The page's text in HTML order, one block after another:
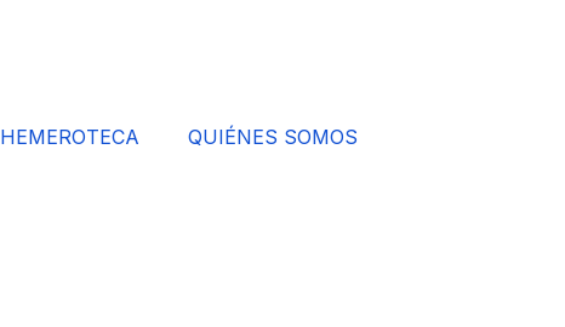
HEMEROTECA QUIÉNES SOMOS